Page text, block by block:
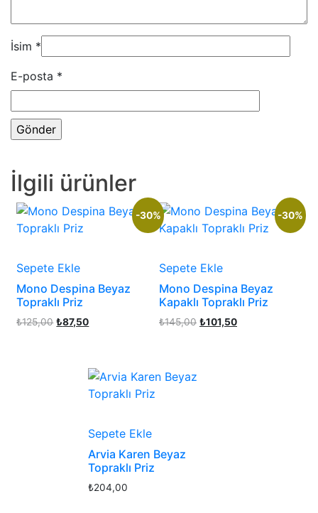
İsim *
E-posta *
İlgili ürünler
Sepete Ekle
-30%
Mono Despina Beyaz
Topraklı Priz
₺125,00 Orijinal
₺87,50Şu
Sepete Ekle
-30%
Mono Despina Beyaz
Kapaklı Topraklı Priz
₺145,00 Orijinal
₺101,50Şu
Sepete Ekle
Arvia Karen Beyaz
Topraklı Priz
₺204,00